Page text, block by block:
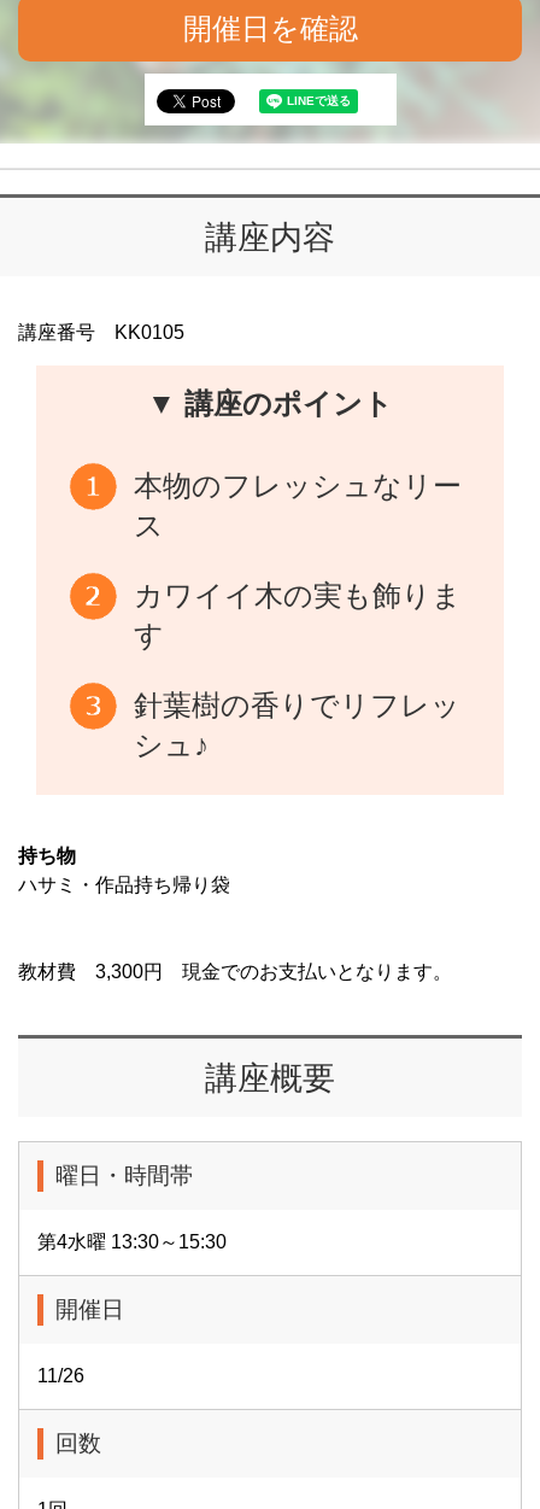
開催日を確認
講座内容
講座番号 KK0105
▼ 講座のポイント
本物のフレッシュなリー
ス
カワイイ木の実も飾りま
す
針葉樹の香りでリフレッ
シュ♪
持ち物
ハサミ・作品持ち帰り袋
教材費 3,300円 現金でのお支払いとなります。
講座概要
曜日・時間帯
第4水曜 13:30～15:30
開催日
11/26
回数